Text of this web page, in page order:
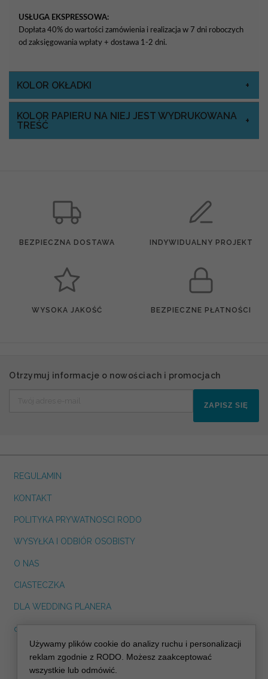
USŁUGA EKSPRESSOWA:
Dopłata 40% do wartości zamówienia i realizacja w 7 dni roboczych
od zaksięgowania wpłaty + dostawa 1-2 dni.
KOLOR OKŁADKI
KOLOR PAPIERU NA NIEJ JEST WYDRUKOWANA
TREŚĆ
BEZPIECZNA DOSTAWA INDYWIDUALNY PROJEKT
WYSOKA JAKOŚĆ BEZPIECZNE PŁATNOŚCI
Otrzymuj informacje o nowościach i promocjach
ZAPISZ SIĘ
REGULAMIN
KONTAKT
POLITYKA PRYWATNOSCI RODO
WYSYŁKA I ODBIÓR OSOBISTY
O NAS
CIASTECZKA
DLA WEDDING PLANERA
dreskot.com
info@decoris.pl
Używamy plików cookie do analizy ruchu i personalizacji
reklam zgodnie z RODO. Możesz zaakceptować
wszystkie lub odmówić.